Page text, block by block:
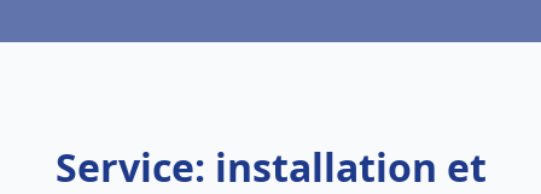
Service: installation et